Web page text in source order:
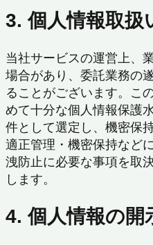
3. 個人情報取扱
当社サービスの運営上、
場合があり、委託業務の
ることがございます。こ
めて十分な個人情報保護
件として選定し、機密保
適正管理・機密保持など
洩防止に必要な事項を取
します。
4. 個人情報の開